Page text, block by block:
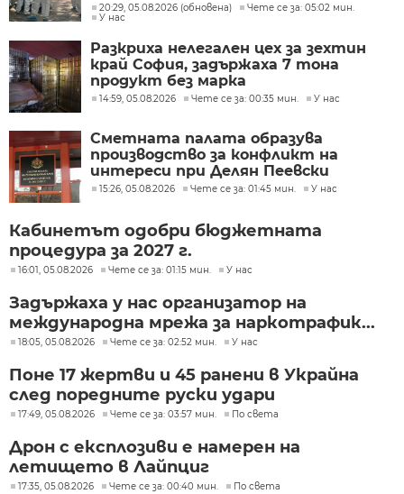
20:29, 05.08.2026 (обновена)
Чете се за: 05:02 мин.
У нас
Разкриха нелегален цех за зехтин
край София, задържаха 7 тона
продукт без марка
14:59, 05.08.2026 Чете се за: 00:35 мин. У нас
Сметната палата образува
производство за конфликт на
интереси при Делян Пеевски
15:26, 05.08.2026 Чете се за: 01:45 мин. У нас
Кабинетът одобри бюджетната
процедура за 2027 г.
16:01, 05.08.2026 Чете се за: 01:15 мин. У нас
Задържаха у нас организатор на
международна мрежа за наркотрафик...
18:05, 05.08.2026 Чете се за: 02:52 мин. У нас
Поне 17 жертви и 45 ранени в Украйна
след поредните руски удари
17:49, 05.08.2026 Чете се за: 03:57 мин. По света
Дрон с експлозиви е намерен на
летището в Лайпциг
17:35, 05.08.2026 Чете се за: 00:40 мин. По света